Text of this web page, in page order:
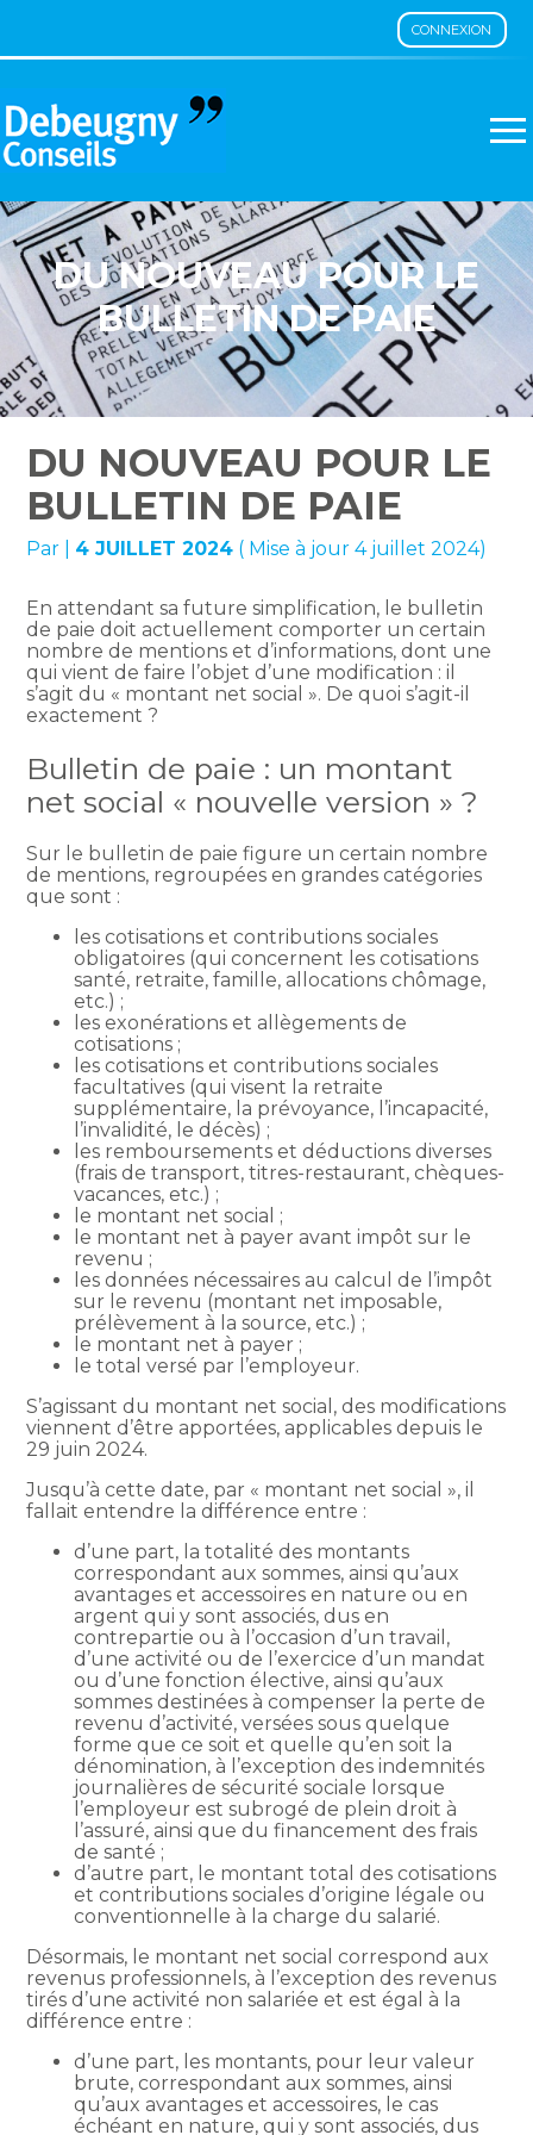
CONNEXION
Aller
au
DU NOUVEAU POUR LE
BULLETIN DE PAIE
DU NOUVEAU POUR LE
BULLETIN DE PAIE
Par 4 JUILLET 2024 ( Mise à jour 4 juillet 2024)
En attendant sa future simplification, le bulletin
de paie doit actuellement comporter un certain
nombre de mentions et d’informations, dont une
qui vient de faire l’objet d’une modification : il
s’agit du « montant net social ». De quoi s’agit-il
exactement ?
Bulletin de paie : un montant
net social « nouvelle version » ?
Sur le bulletin de paie figure un certain nombre
de mentions, regroupées en grandes catégories
que sont :
les cotisations et contributions sociales
obligatoires (qui concernent les cotisations
santé, retraite, famille, allocations chômage,
etc.) ;
les exonérations et allègements de
cotisations ;
les cotisations et contributions sociales
facultatives (qui visent la retraite
supplémentaire, la prévoyance, l’incapacité,
l’invalidité, le décès) ;
les remboursements et déductions diverses
(frais de transport, titres-restaurant, chèques-
vacances, etc.) ;
le montant net social ;
le montant net à payer avant impôt sur le
revenu ;
les données nécessaires au calcul de l’impôt
sur le revenu (montant net imposable,
prélèvement à la source, etc.) ;
le montant net à payer ;
le total versé par l’employeur.
S’agissant du montant net social, des modifications
viennent d’être apportées, applicables depuis le
29 juin 2024.
Jusqu’à cette date, par « montant net social », il
fallait entendre la différence entre :
d’une part, la totalité des montants
correspondant aux sommes, ainsi qu’aux
avantages et accessoires en nature ou en
argent qui y sont associés, dus en
contrepartie ou à l’occasion d’un travail,
d’une activité ou de l’exercice d’un mandat
ou d’une fonction élective, ainsi qu’aux
sommes destinées à compenser la perte de
revenu d’activité, versées sous quelque
forme que ce soit et quelle qu’en soit la
dénomination, à l’exception des indemnités
journalières de sécurité sociale lorsque
l’employeur est subrogé de plein droit à
l’assuré, ainsi que du financement des frais
de santé ;
d’autre part, le montant total des cotisations
et contributions sociales d’origine légale ou
conventionnelle à la charge du salarié.
Désormais, le montant net social correspond aux
revenus professionnels, à l’exception des revenus
tirés d’une activité non salariée et est égal à la
différence entre :
d’une part, les montants, pour leur valeur
brute, correspondant aux sommes, ainsi
qu’aux avantages et accessoires, le cas
échéant en nature, qui y sont associés, dus